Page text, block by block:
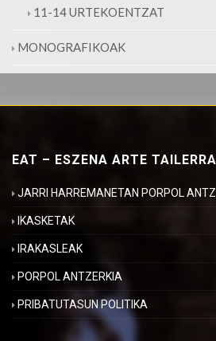
11-14 URTEKOENTZAT
MONOGRAFIKOAK
EAT – ESZENA ARTE TAILERRA
JARRI HARREMANETAN PORPOL
IKASKETAK
IRAKASLEAK
PORPOL ANTZERKIA
PRIBATUTASUN POLITIKA